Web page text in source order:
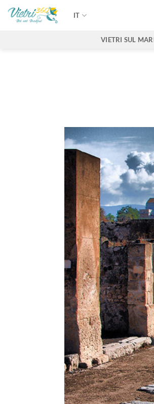
Salta
IT
VIETRI SUL